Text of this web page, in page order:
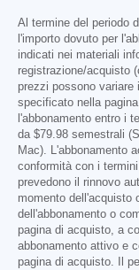
Al termine del periodo
l'importo dovuto per
indicati nei materiali
registrazione/acquisto
prezzi possono
specificato nella
l'abbonamento entro i
da $79.98 semestrali
Mac). L'abbonamento
conformità con i
prevedono il rinnovo
momento dell'acquisto
dell'abbonamento o
pagina di acquisto, a
abbonamento attivo e
pagina di acquisto. Il